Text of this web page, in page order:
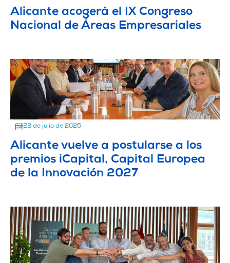
Alicante acogerá el IX Congreso
Nacional de Áreas Empresariales
28 de julio de 2026
Alicante vuelve a postularse a los
premios iCapital, Capital Europea
de la Innovación 2027